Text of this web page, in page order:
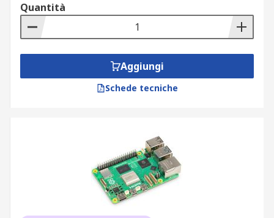
Quantità
Aggiungi
Schede tecniche